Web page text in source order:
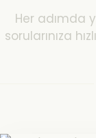
Her adımda
sorularınıza